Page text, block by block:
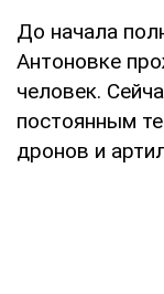
До начала
Антоновке
человек.
постоянным
дронов и